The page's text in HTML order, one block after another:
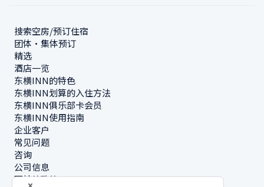
搜索空房/预订住宿
团体・集体预订
精选
酒店一览
东横INN的特色
东横INN划算的入住方法
东横INN俱乐部卡会员
东横INN使用指南
企业客户
常见问题
咨询
公司信息
可持续政策